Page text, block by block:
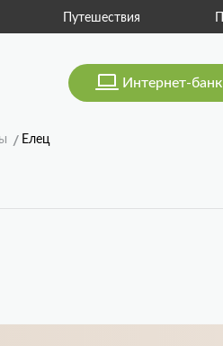
Подарочные карты
Интернет-банк
Елец